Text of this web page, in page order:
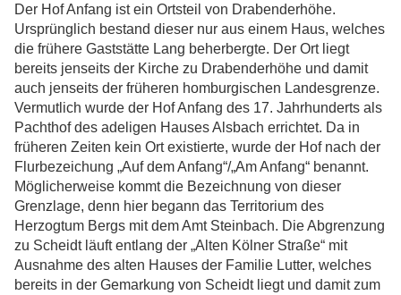
Der Hof Anfang ist ein Ortsteil von Drabenderhöhe.
Ursprünglich bestand dieser nur aus einem Haus, welches
die frühere Gaststätte Lang beherbergte. Der Ort liegt
bereits jenseits der Kirche zu Drabenderhöhe und damit
auch jenseits der früheren homburgischen Landesgrenze.
Vermutlich wurde der Hof Anfang des 17. Jahrhunderts als
Pachthof des adeligen Hauses Alsbach errichtet. Da in
früheren Zeiten kein Ort existierte, wurde der Hof nach der
Flurbezeichung „Auf dem Anfang“/„Am Anfang“ benannt.
Möglicherweise kommt die Bezeichnung von dieser
Grenzlage, denn hier begann das Territorium des
Herzogtum Bergs mit dem Amt Steinbach. Die Abgrenzung
zu Scheidt läuft entlang der „Alten Kölner Straße“ mit
Ausnahme des alten Hauses der Familie Lutter, welches
bereits in der Gemarkung von Scheidt liegt und damit zum